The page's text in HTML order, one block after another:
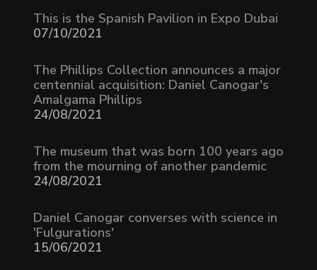
This is the Spanish Pavilion in Expo Dubai
07/10/2021
The Phillips Collection announces a major
centennial acquisition: Daniel Canogar's
Amalgama Phillips
24/08/2021
The museum that was born 100 years ago
from the mourning of another pandemic
24/08/2021
Daniel Canogar converses with science in
'Fulgurations'
15/06/2021